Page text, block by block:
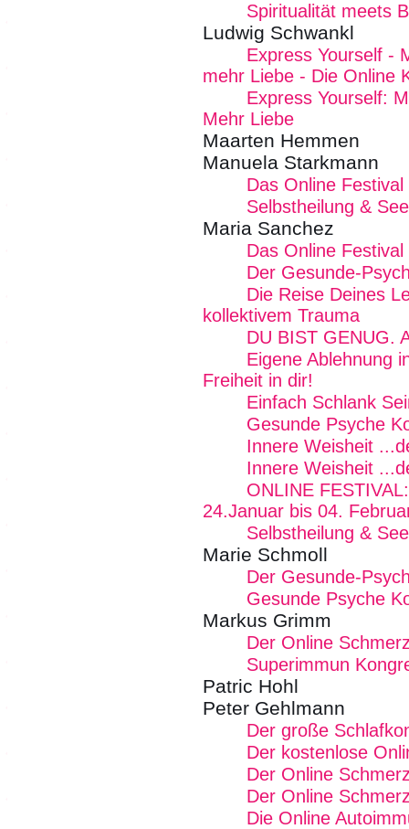
Spiritualität meets
Ludwig Schwankl
Express Yourself -
mehr Liebe - Die Online
Express Yourself:
Mehr Liebe
Maarten Hemmen
Manuela Starkmann
Das Online
Selbstheilung &
Maria Sanchez
Das Online
Der Gesunde-
Die Reise Deines
kollektivem Trauma
DU BIST GENUG.
Eigene Ablehnung
Freiheit in dir!
Einfach Schlank
Gesunde Psyche
Innere Weisheit
Innere Weisheit
ONLINE
24.Januar bis 04.
Selbstheilung &
Marie Schmoll
Der Gesunde-
Gesunde Psyche
Markus Grimm
Der Online
Superimmun
Patric Hohl
Peter Gehlmann
Der große
Der kostenlose
Der Online
Der Online
Die Online